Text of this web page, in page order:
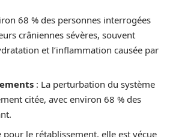
68 % des personnes interrogées
crâniennes sévères, souvent
et l’inflammation causée par
: La perturbation du système
citée, avec environ 68 % des
pour le rétablissement, elle est vécue